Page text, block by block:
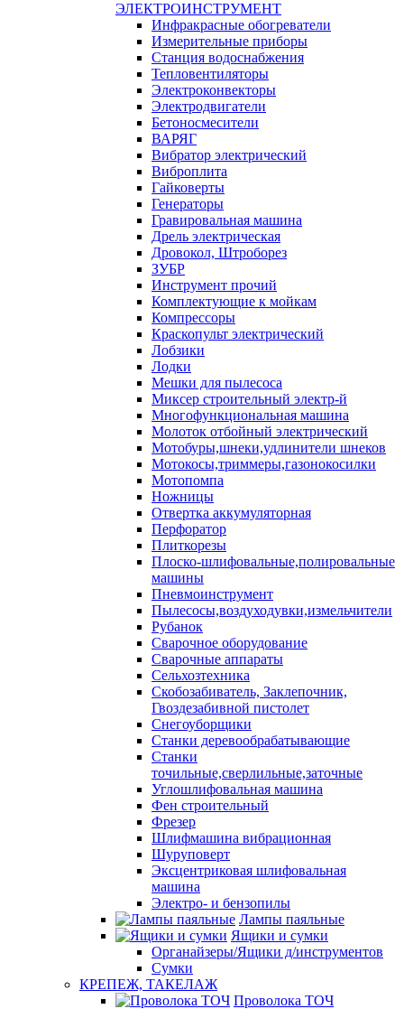
ЭЛЕКТРОИНСТРУМЕНТ
Инфракрасные обогреватели
Измерительные приборы
Станция водоснабжения
Тепловентиляторы
Электроконвекторы
Электродвигатели
Бетоносмесители
ВАРЯГ
Вибратор электрический
Виброплита
Гайковерты
Генераторы
Гравировальная машина
Дрель электрическая
Дровокол, Штроборез
ЗУБР
Инструмент прочий
Комплектующие к мойкам
Компрессоры
Краскопульт электрический
Лобзики
Лодки
Мешки для пылесоса
Миксер строительный электр-й
Многофункциональная машина
Молоток отбойный электрический
Мотобуры,шнеки,удлинители шнеков
Мотокосы,триммеры,газонокосилки
Мотопомпа
Ножницы
Отвертка аккумуляторная
Перфоратор
Плиткорезы
Плоско-шлифовальные,полировальные
машины
Пневмоинструмент
Пылесосы,воздуходувки,измельчители
Рубанок
Сварочное оборудование
Сварочные аппараты
Сельхозтехника
Скобозабиватель, Заклепочник,
Гвоздезабивной пистолет
Снегоуборщики
Станки деревообрабатывающие
Станки
точильные,сверлильные,заточные
Углошлифовальная машина
Фен строительный
Фрезер
Шлифмашина вибрационная
Шуруповерт
Эксцентриковая шлифовальная
машина
Электро- и бензопилы
Лампы паяльные
Ящики и сумки
Органайзеры/Ящики д/инструментов
Сумки
КРЕПЕЖ, ТАКЕЛАЖ
Проволока ТОЧ